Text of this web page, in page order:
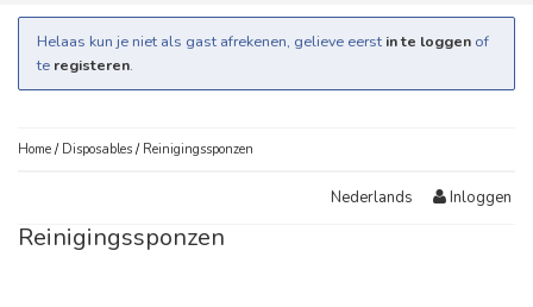
Helaas kun je niet als gast afrekenen, gelieve eerst in te loggen of
te registeren.
Home / Disposables / Reinigingssponzen
Nederlands Inloggen
Reinigingssponzen